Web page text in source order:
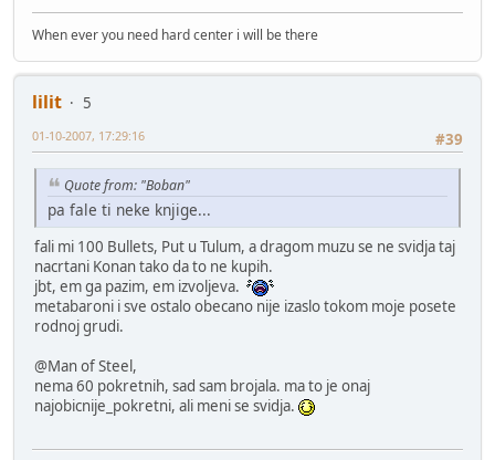
When ever you need hard center i will be there
lilit
5
#39
01-10-2007, 17:29:16
Quote from: "Boban"
pa fale ti neke knjige...
fali mi 100 Bullets, Put u Tulum, a dragom muzu se ne svidja taj
nacrtani Konan tako da to ne kupih.
jbt, em ga pazim, em izvoljeva.
metabaroni i sve ostalo obecano nije izaslo tokom moje posete
rodnoj grudi.
@Man of Steel,
nema 60 pokretnih, sad sam brojala. ma to je onaj
najobicnije_pokretni, ali meni se svidja.